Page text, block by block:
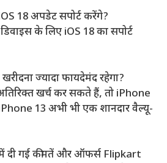
iOS 18 अपडेट सपोर्ट करेंगे?
के लिए iOS 18 का सपोर्ट
ज्यादा फायदेमंद रहेगा?
खर्च कर सकते हैं, तो iPhone
13 अभी भी एक शानदार वैल्यू-
दी गई कीमतें और ऑफर्स Flipkart